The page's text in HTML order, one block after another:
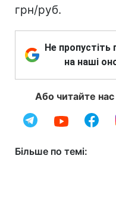
грн/руб.
Не пропустіть
на наші
Або читайте
Більше по темі: